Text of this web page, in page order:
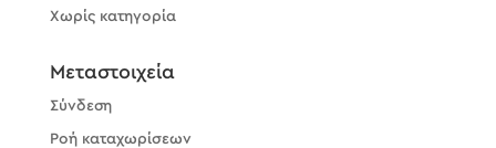
Χωρίς κατηγορία
Μεταστοιχεία
Σύνδεση
Ροή καταχωρίσεων